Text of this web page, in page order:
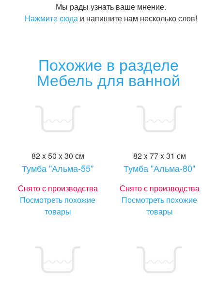
Мы рады узнать ваше мнение.
Нажмите сюда и напишите нам несколько слов!
Похожие в разделе
Мебель для ванной
82 x 50 x 30 см
Тумба "Альма-55"
Снято с производства
Посмотреть похожие
товары
82 x 77 x 31 см
Тумба "Альма-80"
Снято с производства
Посмотреть похожие
товары